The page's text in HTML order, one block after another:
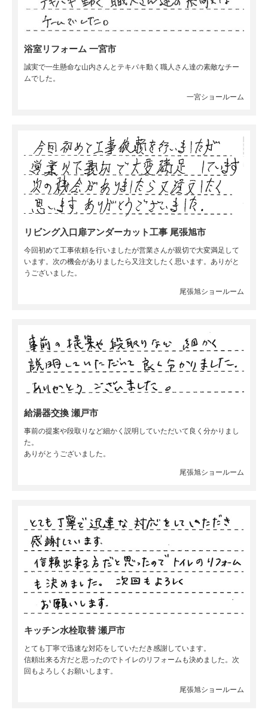
浴室リフォーム 一宮市
誠実で一生懸命な山内さんとテキパキ動く職人さん達の素敵なチー
ムでした。
一宮ショールーム
リビング入口扉アンダーカット工事 尾張旭市
今回初めて工事依頼を行いましたが営業さんが親切で大変満足して
います。次の機会がありましたら又注文したく思います。ありがと
うございました。
尾張旭ショールーム
給湯器交換 瀬戸市
事前の提案や段取りなど細かく説明していただいて良く分かりまし
た。
ありがとうございました。
尾張旭ショールーム
キッチン水栓取替 瀬戸市
とても丁寧で迅速な対応をしていただき感謝しています。
信頼出来る方だと思ったのでトイレのリフォームも決めました。次
回もよろしくお願いします。
尾張旭ショールーム